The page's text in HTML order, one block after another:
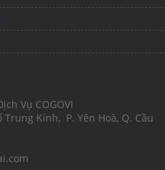
Vụ COGOVI
Trung Kính, P. Yên Hoà, Q. Cầu